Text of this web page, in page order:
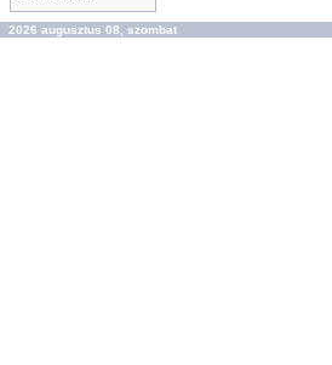
2026 augusztus 08, szombat